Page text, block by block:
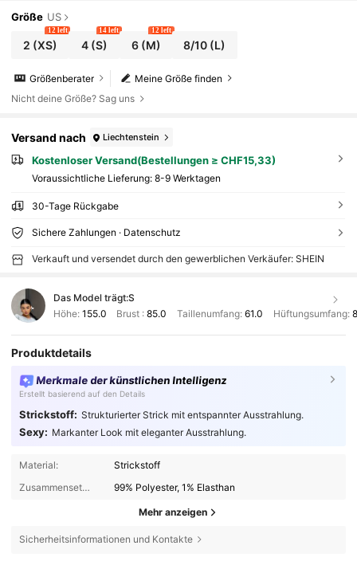
Größe US
2 (XS)
12 left
4(S)
14 left
6(M)
12 left
8/10 (L)
Meine Größe finden
Größenberater
Nicht deine Größe? Sag uns
Versand nach Liechtenstein
Kostenloser Versand(Bestellungen ≥ CHF15,33)
Voraussichtliche Lieferung: 8-9 Werktagen
30-Tage Rückgabe
Sichere Zahlungen · Datenschutz
Verkauft und versendet durch den gewerblichen Verkäufer: SHEIN
Das Model trägt:S
Höhe: 155.0 Brust :85.0 Taillenumfang: 61.0 Hüftungsumfang:
Produktdetails
Merkmale der künstlichen Intelligenz
Erstellt basierend auf den Details
Strickstoff: Strukturierter Strick mit entspannter Ausstrahlung.
Sexy: Markanter Look mit eleganter Ausstrahlung.
Material:
Strickstoff
Zusammensetzung:
99% Polyester, 1% Elasthan
Mehr anzeigen
Sicherheitsinformationen und Kontakte